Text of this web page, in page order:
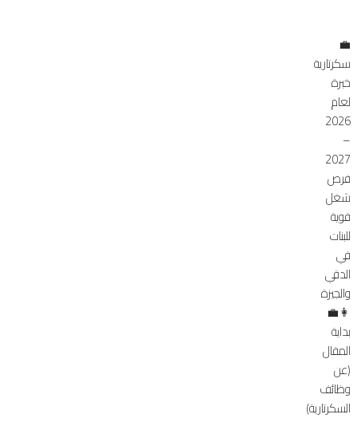
💼
سكرتارية
خبرة
لعام
2026
–
2027
فرص
شغل
قوية
للبنات
في
الدقي
والجيزة
👩‍💼
بداية
المقال
(عن
وظائف
السكرتارية)